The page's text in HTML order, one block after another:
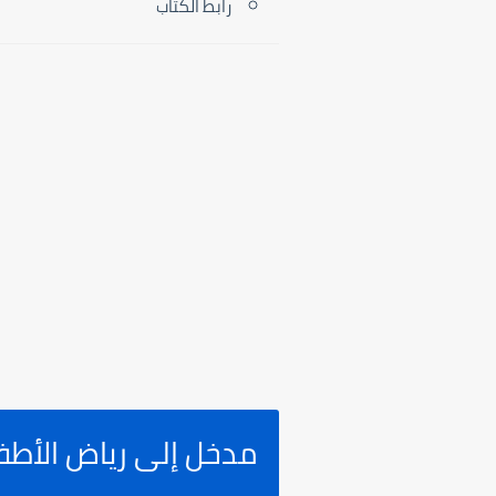
مدخل إلى رياض